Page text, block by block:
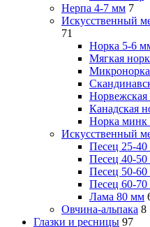
Нерпа 4-7 мм 7
Искусственный
71
Норка 5-6
Мягкая
Канадская
Норка минк
Искусственный
Песец 25-
Песец 40-
Песец 50-
Песец 60-
Лама 80 мм
Овчина-альпака 8
Глазки и ресницы 97